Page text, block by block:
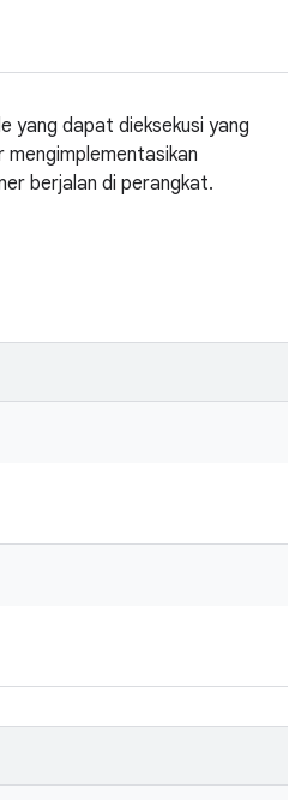
yang dapat dieksekusi yang
berjalan di perangkat.